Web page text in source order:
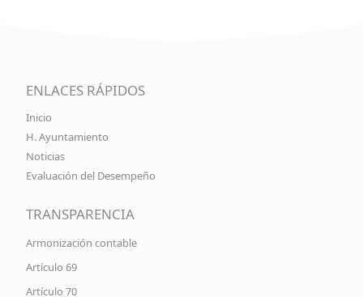
ENLACES RÁPIDOS
Inicio
H. Ayuntamiento
Noticias
Evaluación del Desempeño
TRANSPARENCIA
Armonización contable
Artículo 69
Artículo 70